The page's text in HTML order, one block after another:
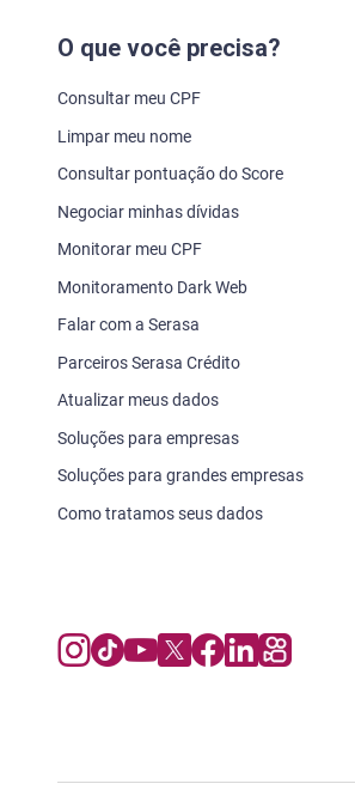
O que você precisa?
Consultar meu CPF
Limpar meu nome
Consultar pontuação do Score
Negociar minhas dívidas
Monitorar meu CPF
Monitoramento Dark Web
Falar com a Serasa
Parceiros Serasa Crédito
Atualizar meus dados
Soluções para empresas
Soluções para grandes empresas
Como tratamos seus dados